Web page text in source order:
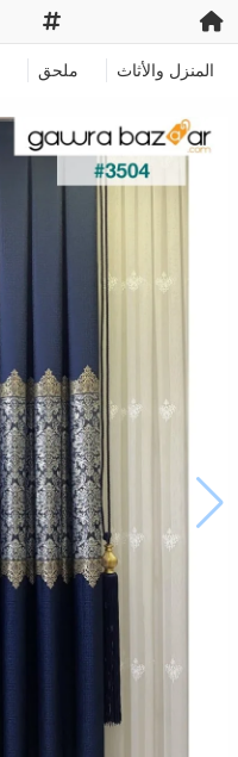
المنزل والأثاث ملحق